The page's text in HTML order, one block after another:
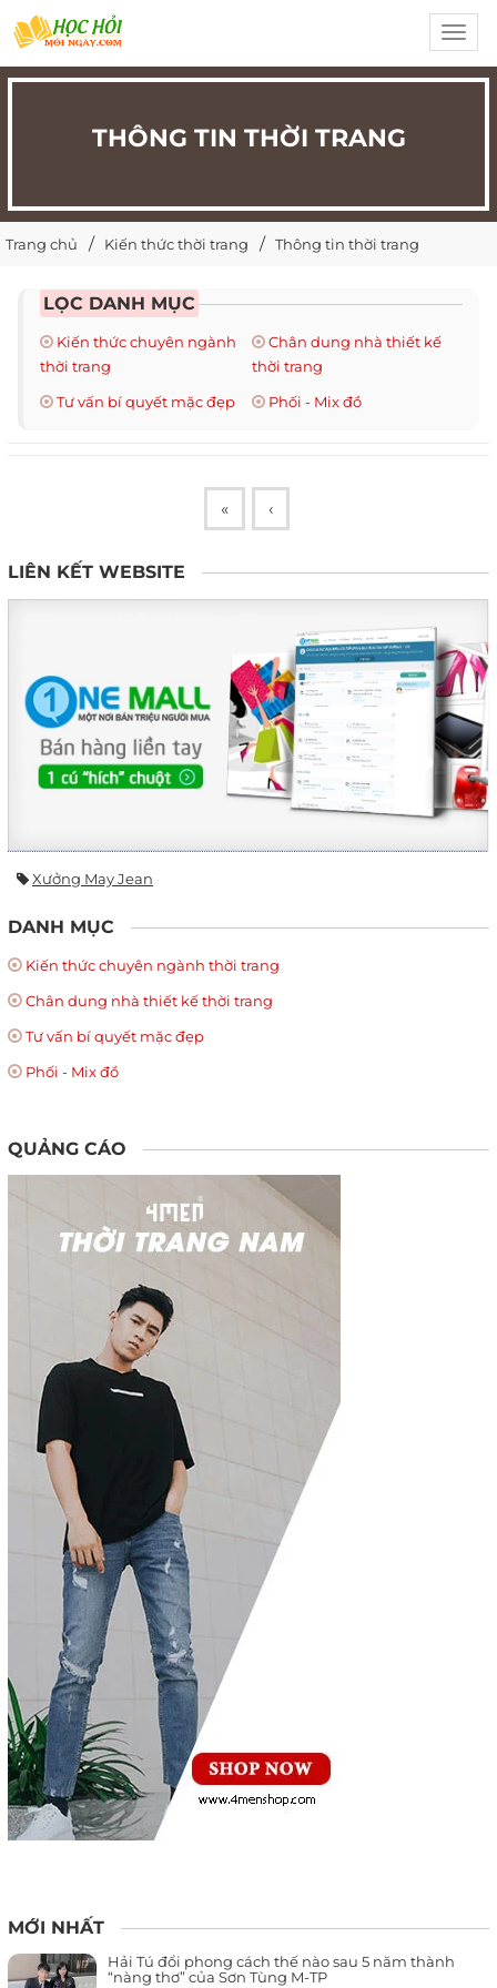
THÔNG TIN THỜI TRANG
Trang chủ Kiến thức thời trang Thông tin thời trang
LỌC DANH MỤC
Kiến thức chuyên ngành
thời trang
Chân dung nhà thiết kế
thời trang
Tư vấn bí quyết mặc đẹp
Phối - Mix đồ
« ‹
LIÊN KẾT WEBSITE
Xưởng May Jean
DANH MỤC
Kiến thức chuyên ngành thời trang
Chân dung nhà thiết kế thời trang
Tư vấn bí quyết mặc đẹp
Phối - Mix đồ
QUẢNG CÁO
MỚI NHẤT
Hải Tú đổi phong cách thế nào sau 5 năm thành
“nàng thơ” của Sơn Tùng M-TP